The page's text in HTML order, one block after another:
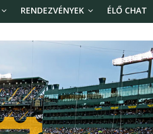
RENDEZVÉNYEK ÉLŐ CHAT